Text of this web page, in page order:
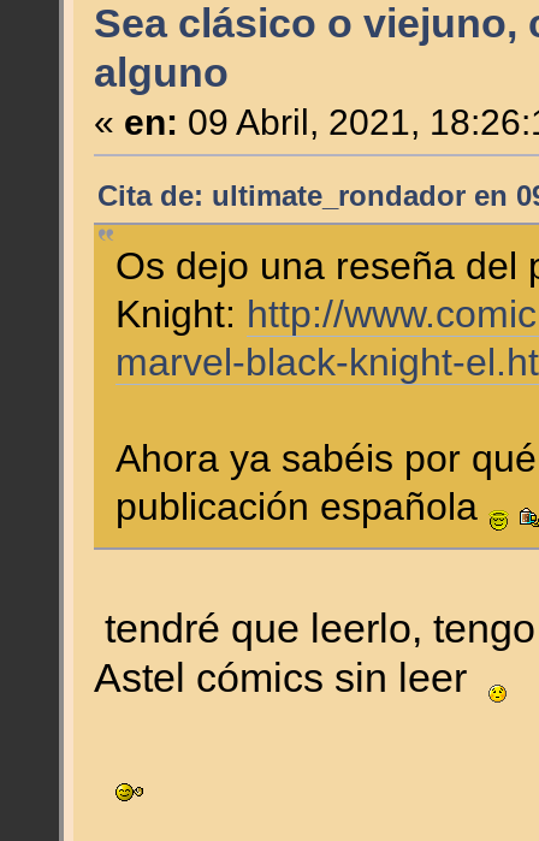
Sea clásico o viejuno,
alguno
« en: 09 Abril, 2021,
Cita de: ultimate_rondador en
Os dejo una reseña del
Knight: http://
marvel-black-knight-
Ahora ya sabéis por
publicación española
tendré que leerlo,
Astel cómics sin leer